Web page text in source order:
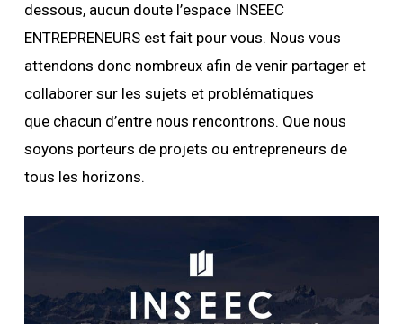
dessous, aucun doute l’espace INSEEC
ENTREPRENEURS est fait pour vous. Nous vous
attendons donc nombreux afin de venir partager et
collaborer sur les sujets et problématiques
que chacun d’entre nous rencontrons. Que nous
soyons porteurs de projets ou entrepreneurs de
tous les horizons.